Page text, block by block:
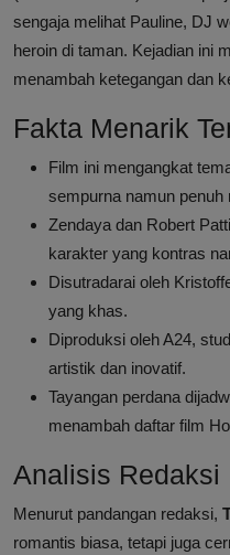
sengaja melihat Pauline, DJ
heroin di taman. Kejadian ini
menambah ketegangan dan
Fakta Menarik
Film ini mengangkat
sempurna namun penuh
Zendaya dan Robert
karakter yang kontras
Disutradarai oleh
yang khas.
Diproduksi oleh A24,
artistik dan inovatif.
Tayangan perdana
menambah daftar film
Analisis Redaksi
Menurut pandangan redaksi,
romantis biasa, tetapi juga